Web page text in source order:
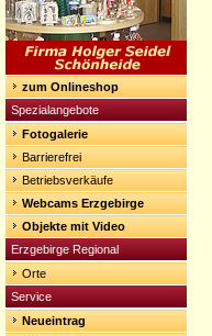
zum Onlineshop
Spezialangebote
Fotogalerie
Barrierefrei
Betriebsverkäufe
Webcams Erzgebirge
Objekte mit Video
Erzgebirge Regional
Orte
Service
Neueintrag